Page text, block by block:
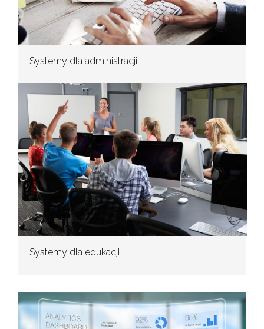
Systemy dla administracji
Systemy dla edukacji